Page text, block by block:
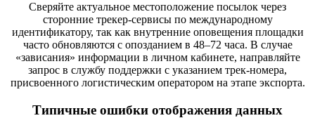
Сверяйте актуальное местоположение посылок через
сторонние трекер-сервисы по международному
идентификатору, так как внутренние оповещения площадки
часто обновляются с опозданием в 48–72 часа. В случае
«зависания» информации в личном кабинете, направляйте
запрос в службу поддержки с указанием трек-номера,
присвоенного логистическим оператором на этапе экспорта.
Типичные ошибки отображения данных